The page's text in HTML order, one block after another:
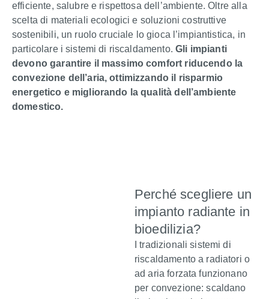
efficiente, salubre e rispettosa dell’ambiente. Oltre alla
scelta di materiali ecologici e soluzioni costruttive
sostenibili, un ruolo cruciale lo gioca l’impiantistica, in
particolare i sistemi di riscaldamento. Gli impianti
devono garantire il massimo comfort riducendo la
convezione dell’aria, ottimizzando il risparmio
energetico e migliorando la qualità dell’ambiente
domestico.
Perché scegliere un
impianto radiante in
bioedilizia?
I tradizionali sistemi di
riscaldamento a radiatori o
ad aria forzata funzionano
per convezione: scaldano